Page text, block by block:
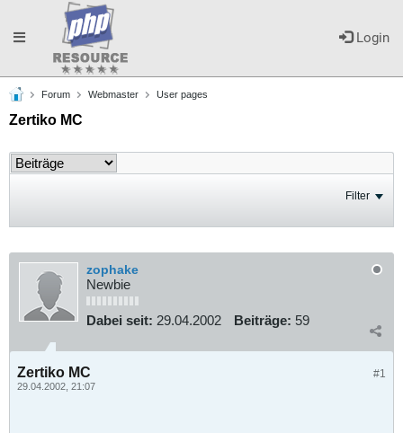
Login
Toggle
navigation
Forum Webmaster User pages
Zertiko MC
Filter
zophake
Newbie
Dabei seit: 29.04.2002 Beiträge: 59
#1
Zertiko MC
29.04.2002, 21:07